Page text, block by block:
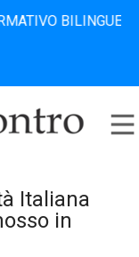
BILINGUE CHE
Italiana
in